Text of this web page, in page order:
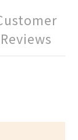
Reviews